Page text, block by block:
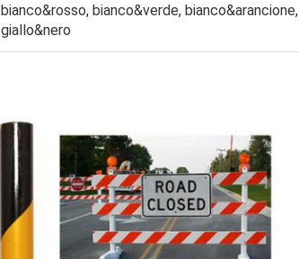
bianco&rosso, bianco&verde, bianco&arancione,
giallo&nero